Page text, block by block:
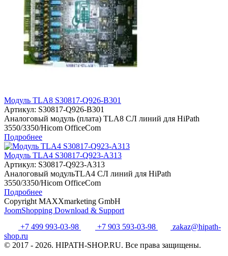
Модуль TLA8 S30817-Q926-B301
Артикул: S30817-Q926-B301
Аналоговый модуль (плата) TLA8 СЛ линий для HiPath
3550/3350/Hicom OfficeCom
Подробнее
Модуль TLA4 S30817-Q923-A313
Артикул: S30817-Q923-A313
Аналоговый модульTLA4 СЛ линий для HiPath
3550/3350/Hicom OfficeCom
Подробнее
Copyright MAXXmarketing GmbH
JoomShopping Download & Support
+7 499 993-03-98
+7 903 593-03-98
zakaz@hipath-
shop.ru
© 2017 - 2026. HIPATH-SHOP.RU. Все права защищены.